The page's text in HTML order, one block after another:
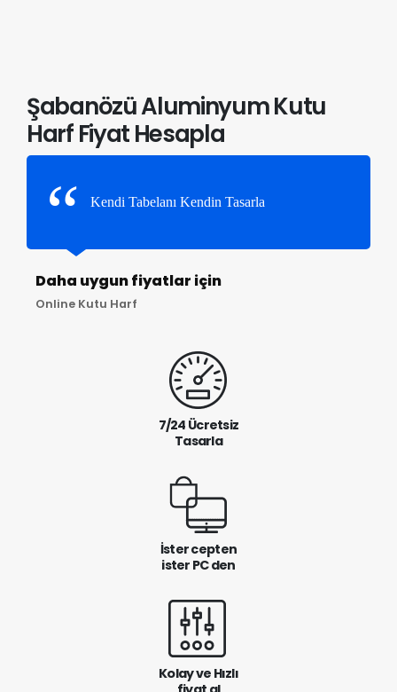
Şabanözü Aluminyum Kutu
Harf Fiyat Hesapla
Kendi Tabelanı Kendin Tasarla
Daha uygun fiyatlar için
Online Kutu Harf
7/24 Ücretsiz
Tasarla
İster cepten
ister PC den
Kolay ve Hızlı